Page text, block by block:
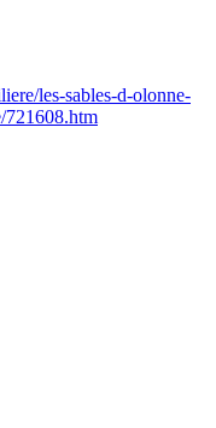
les-sables-d-olonne-
721608.htm